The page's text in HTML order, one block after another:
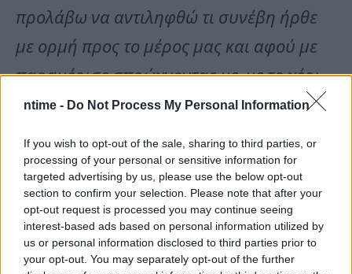
ntime - Do Not Process My Personal Information
If you wish to opt-out of the sale, sharing to third parties, or
processing of your personal or sensitive information for
targeted advertising by us, please use the below opt-out
section to confirm your selection. Please note that after your
opt-out request is processed you may continue seeing
interest-based ads based on personal information utilized by
us or personal information disclosed to third parties prior to
your opt-out. You may separately opt-out of the further
προλάβω να αντιληφθώ τι συνέβη ήρθε
με ορμή προς το μέρος μας και αφού με
παραμέρισε σπρώχνοντας με, με το χέρι
της αγκάλιασε το σύζυγό μου, τον φίλησε,
κάτι του είπε που δεν άκουσα και έφυγε
αμέσως.
Το 2011 με κάλεσε ο Σπύρος Μπιμπίλας να
δω την παράσταση στην οποία έπαιζε ο